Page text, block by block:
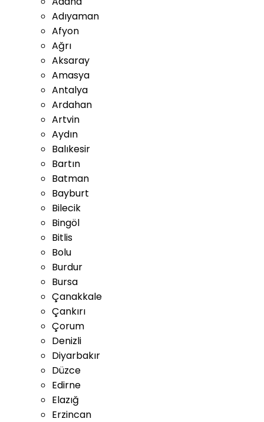
Adıyaman
Afyon
Ağrı
Aksaray
Amasya
Antalya
Ardahan
Artvin
Aydın
Balıkesir
Bartın
Batman
Bayburt
Bilecik
Bingöl
Bitlis
Bolu
Burdur
Bursa
Çanakkale
Çankırı
Çorum
Denizli
Diyarbakır
Düzce
Edirne
Elazığ
Erzincan